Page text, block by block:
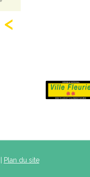
Plan du site